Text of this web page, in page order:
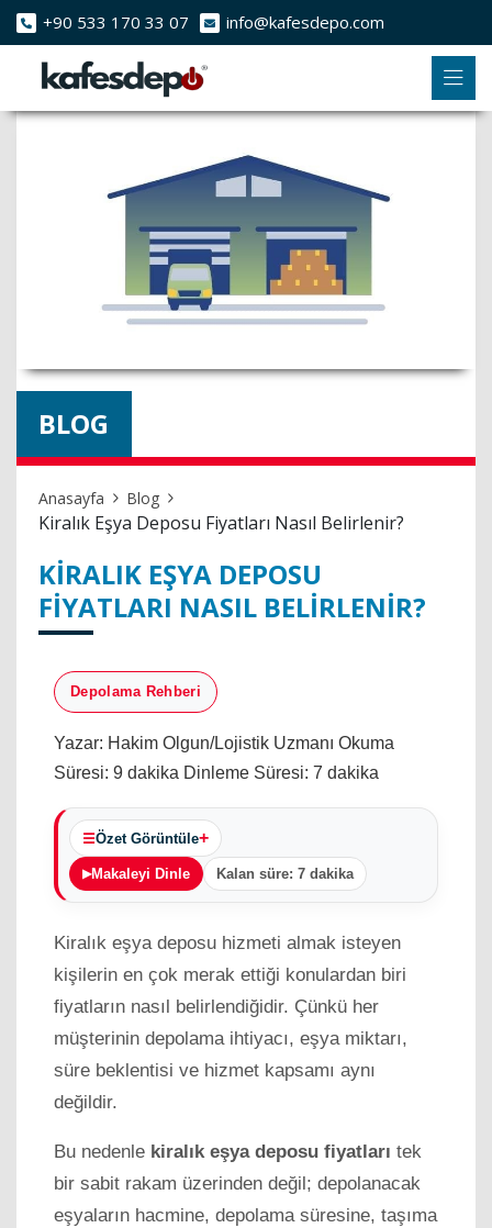
+90 533 170 33 07 info@kafesdepo.com
BLOG
Anasayfa Blog
Kiralık Eşya Deposu Fiyatları Nasıl Belirlenir?
KIRALIK EŞYA DEPOSU
FIYATLARI NASIL BELIRLENIR?
Depolama Rehberi
Yazar: Hakim Olgun/Lojistik Uzmanı Okuma
Süresi: 9 dakika Dinleme Süresi: 7 dakika
Özet Görüntüle
Makaleyi Dinle Kalan süre: 7 dakika
Kiralık eşya deposu hizmeti almak isteyen
kişilerin en çok merak ettiği konulardan biri
fiyatların nasıl belirlendiğidir. Çünkü her
müşterinin depolama ihtiyacı, eşya miktarı,
süre beklentisi ve hizmet kapsamı aynı
değildir.
Bu nedenle kiralık eşya deposu fiyatları tek
bir sabit rakam üzerinden değil; depolanacak
eşyaların hacmine, depolama süresine, taşıma